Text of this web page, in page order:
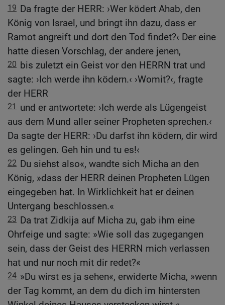
19 Da fragte der HERR: ›Wer ködert Ahab, den
König von Israel, und bringt ihn dazu, dass er
Ramot angreift und dort den Tod findet?‹ Der eine
hatte diesen Vorschlag, der andere jenen,
20 bis zuletzt ein Geist vor den HERRN trat und
sagte: ›Ich werde ihn ködern.‹ ›Womit?‹, fragte
der HERR
21
und er antwortete: ›Ich werde als Lügengeist
aus dem Mund aller seiner Propheten sprechen.‹
Da sagte der HERR: ›Du darfst ihn ködern, dir wird
es gelingen. Geh hin und tu es!‹
22 Du siehst also«, wandte sich Micha an den
König, »dass der HERR deinen Propheten Lügen
eingegeben hat. In Wirklichkeit hat er deinen
Untergang beschlossen.«
23 Da trat Zidkija auf Micha zu, gab ihm eine
Ohrfeige und sagte: »Wie soll das zugegangen
sein, dass der Geist des HERRN mich verlassen
hat und nur noch mit dir redet?«
24 »Du wirst es ja sehen«, erwiderte Micha, »wenn
der Tag kommt, an dem du dich im hintersten